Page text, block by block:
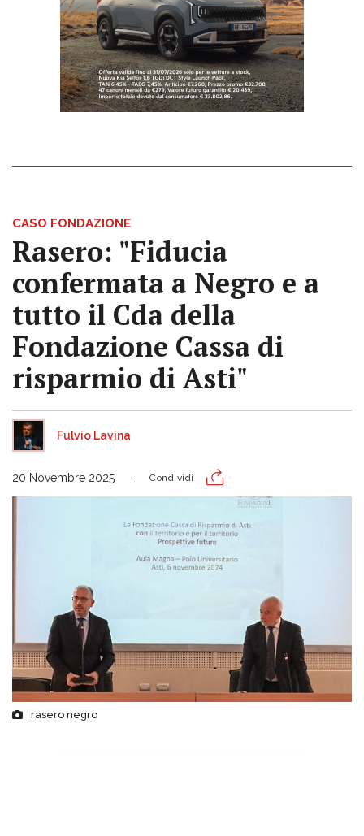
CASO FONDAZIONE
Rasero: "Fiducia
confermata a Negro e a
tutto il Cda della
Fondazione Cassa di
risparmio di Asti"
Fulvio Lavina
20 Novembre 2025 Condividi
rasero negro